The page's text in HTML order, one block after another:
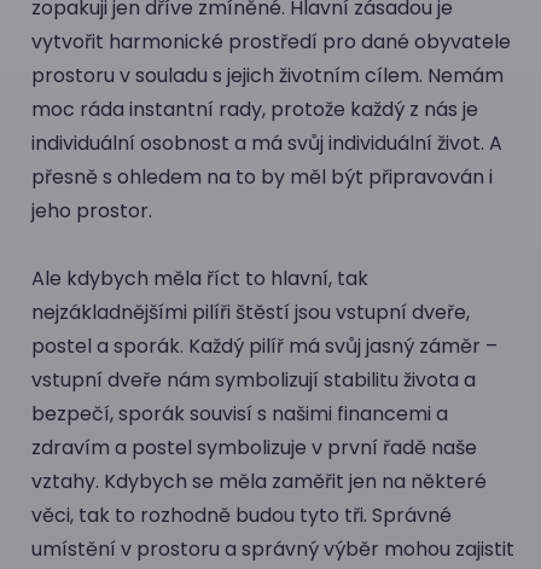
zopakuji jen dříve zmíněné. Hlavní zásadou je
vytvořit harmonické prostředí pro dané obyvatele
prostoru v souladu s jejich životním cílem. Nemám
moc ráda instantní rady, protože každý z nás je
individuální osobnost a má svůj individuální život. A
přesně s ohledem na to by měl být připravován i
jeho prostor.
Ale kdybych měla říct to hlavní, tak
nejzákladnějšími pilíři štěstí jsou vstupní dveře,
postel a sporák. Každý pilíř má svůj jasný záměr –
vstupní dveře nám symbolizují stabilitu života a
bezpečí, sporák souvisí s našimi financemi a
zdravím a postel symbolizuje v první řadě naše
vztahy. Kdybych se měla zaměřit jen na některé
věci, tak to rozhodně budou tyto tři. Správné
umístění v prostoru a správný výběr mohou zajistit